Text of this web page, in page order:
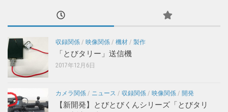
収録関係 / 映像関係 / 機材 / 製作
「とびタリー」送信機
2017年12月6日
カメラ関係 / ニュース / 収録関係 / 映像関係 / 開発
【新開発】とびとびくんシリーズ「とびタリ